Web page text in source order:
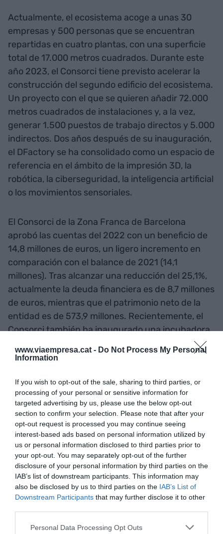
www.viaempresa.cat - Do Not Process My Personal
Information
If you wish to opt-out of the sale, sharing to third parties, or
processing of your personal or sensitive information for
targeted advertising by us, please use the below opt-out
section to confirm your selection. Please note that after your
opt-out request is processed you may continue seeing
interest-based ads based on personal information utilized by
us or personal information disclosed to third parties prior to
your opt-out. You may separately opt-out of the further
disclosure of your personal information by third parties on the
IAB’s list of downstream participants. This information may
also be disclosed by us to third parties on the IAB’s List of
Downstream Participants that may further disclose it to other
Personal Data Processing Opt Outs
Actualmente, el ecosistema acoge a unas 30
empresas y 500 personas que se encuentran
repartidas en cuatro plantas, con una superficie
total de 17.000 metros cuadrados. Durante este
año 2023, el Consorci tiene previsto acelerar la
construcción del segundo edificio del ecosistema.
Un proyecto con el que se quieren añadir 72.000
metros cuadrados de instalaciones y, a la vez,
generar 1.500 puestos de trabajo directos y 5.000
indirectos. Dos años después de su inauguración,
el DFactory se ha consolidado como un espacio de
referencia en el ámbito de la impresión 3D, la
robótica, la ciberseguridad, la inteligencia artificial
o los movimientos sensoriales.
El Consorci de la Zona Franca de Barcelona
aprobó las cuentas del 2022 con un beneficio de
14,8 millones de euros, un ligero incremento en
comparación con el balance de 2021 (14,1
millones). Tras alcanzar una reducción del 25,1%,
actualmente la deuda financiera es de 8,7 millones
de euros, mientras que el patrimonio neto de la
entidad es de 573,9 millones. Recientemente, el
Consorci también ha inaugurado una incubadora
de alta tecnología especializada en la logística 4.0.
La plataforma cuenta ya con 30 startups
automatización de almacenes o la inteligencia
artificial, entre otros
Añadir VIA Empresacomo fuente preferida
de Google de forma gratuita
Mantente informado con las últimas noticias de
actualidad
ACTIVAR AHORA